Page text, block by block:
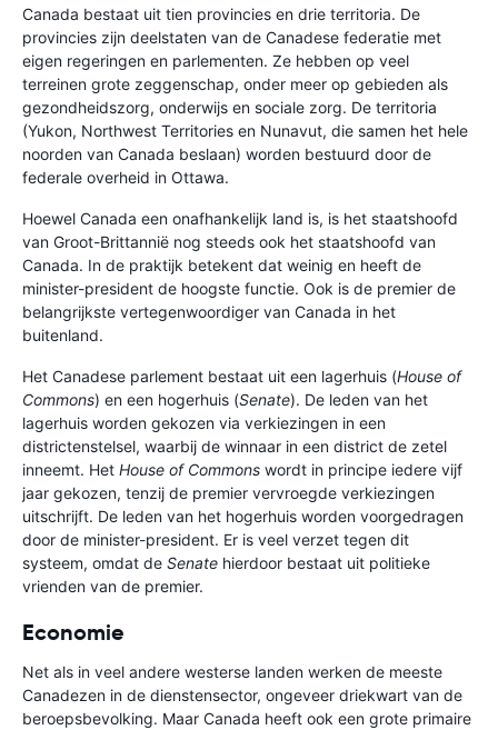
Canada bestaat uit tien provincies en drie territoria. De
provincies zijn deelstaten van de Canadese federatie met
eigen regeringen en parlementen. Ze hebben op veel
terreinen grote zeggenschap, onder meer op gebieden als
gezondheidszorg, onderwijs en sociale zorg. De territoria
(Yukon, Northwest Territories en Nunavut, die samen het hele
noorden van Canada beslaan) worden bestuurd door de
federale overheid in Ottawa.
Hoewel Canada een onafhankelijk land is, is het staatshoofd
van Groot-Brittannië nog steeds ook het staatshoofd van
Canada. In de praktijk betekent dat weinig en heeft de
minister-president de hoogste functie. Ook is de premier de
belangrijkste vertegenwoordiger van Canada in het
buitenland.
Het Canadese parlement bestaat uit een lagerhuis (House of
Commons) en een hogerhuis (Senate). De leden van het
lagerhuis worden gekozen via verkiezingen in een
districtenstelsel, waarbij de winnaar in een district de zetel
inneemt. Het House of Commons wordt in principe iedere vijf
jaar gekozen, tenzij de premier vervroegde verkiezingen
uitschrijft. De leden van het hogerhuis worden voorgedragen
door de minister-president. Er is veel verzet tegen dit
systeem, omdat de Senate hierdoor bestaat uit politieke
vrienden van de premier.
Economie
Net als in veel andere westerse landen werken de meeste
Canadezen in de dienstensector, ongeveer driekwart van de
beroepsbevolking. Maar Canada heeft ook een grote primaire